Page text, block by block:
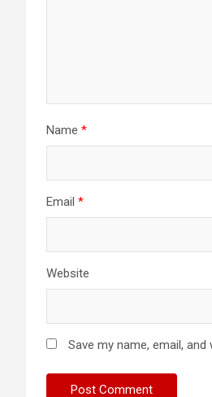
Name *
Email *
Website
Save my name, email,